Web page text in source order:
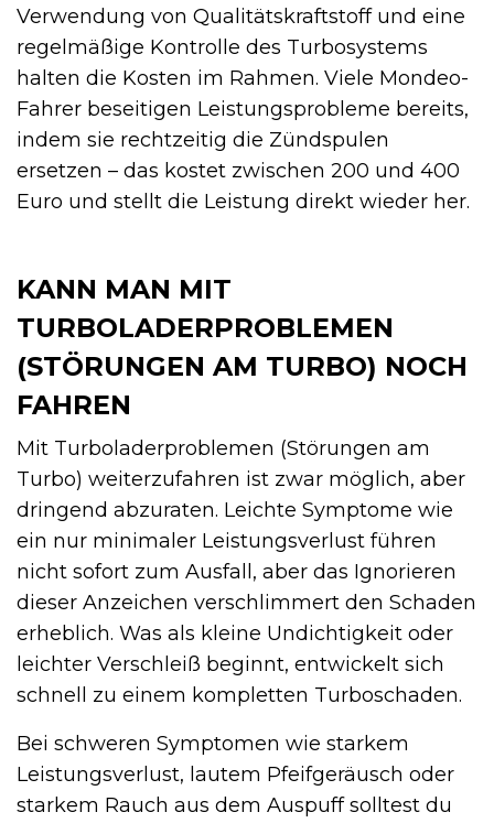
Verwendung von Qualitätskraftstoff und eine
regelmäßige Kontrolle des Turbosystems
halten die Kosten im Rahmen. Viele Mondeo-
Fahrer beseitigen Leistungsprobleme bereits,
indem sie rechtzeitig die Zündspulen
ersetzen – das kostet zwischen 200 und 400
Euro und stellt die Leistung direkt wieder her.
KANN MAN MIT
TURBOLADERPROBLEMEN
(STÖRUNGEN AM TURBO) NOCH
FAHREN
Mit Turboladerproblemen (Störungen am
Turbo) weiterzufahren ist zwar möglich, aber
dringend abzuraten. Leichte Symptome wie
ein nur minimaler Leistungsverlust führen
nicht sofort zum Ausfall, aber das Ignorieren
dieser Anzeichen verschlimmert den Schaden
erheblich. Was als kleine Undichtigkeit oder
leichter Verschleiß beginnt, entwickelt sich
schnell zu einem kompletten Turboschaden.
Bei schweren Symptomen wie starkem
Leistungsverlust, lautem Pfeifgeräusch oder
starkem Rauch aus dem Auspuff solltest du